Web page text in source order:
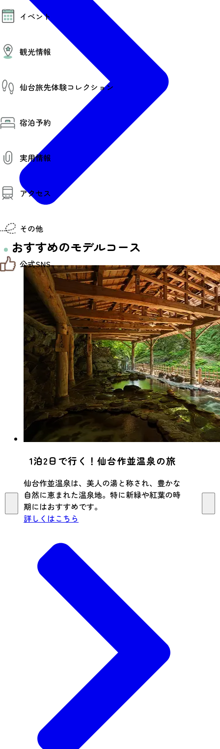
モデルコース
AIおまかせコース
オリジナルプラン
みんなの旅行記
イベント
イベント情報
その他イベント情報（音楽・展示会）
観光情報
温泉
プロスポーツチーム・プロオーケストラ
仙台の銘品
仙台夜時間
宿泊施設
仙台観光マップ
仙台旅先体験コレクション
仙台旅先体験コレクション
体験プログラム検索（予約）
体験事業者からのお知らせ
体験トピックス
体験事業者
宿泊予約
宿泊予約
実用情報
お役立ち情報
観光アプリ
アクセス
市内の交通情報
その他
お知らせ
お問い合わせ
教育旅行
観光マップ
せんだい旅日和とは
サイト利用規約
プライバシーポリシー
サイトマップ
仙臺写真館フォトギャラリー
公式SNS
せんだい旅日和 X
せんだい旅日和 Instagram
せんだい旅日和 Facebook
仙台旅先体験コレクション Facebook
仙台旅先体験コレクション Instagaram
おすすめのモデルコース
1泊2日で行く！仙台作並温泉の旅
仙台作並温泉は、美人の湯と称され、豊かな
自然に恵まれた温泉地。特に新緑や紅葉の時
期にはおすすめです。
詳しくはこちら